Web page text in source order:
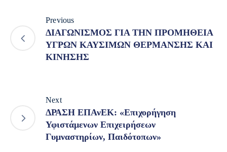
Previous
ΔΙΑΓΩΝΙΣΜΟΣ ΓΙΑ ΤΗΝ ΠΡΟΜΗΘΕΙΑ
ΥΓΡΩΝ ΚΑΥΣΙΜΩΝ ΘΕΡΜΑΝΣΗΣ ΚΑΙ
ΚΙΝΗΣΗΣ
Next
ΔΡΑΣΗ ΕΠΑνΕΚ: «Επιχορήγηση
Υφιστάμενων Επιχειρήσεων
Γυμναστηρίων, Παιδότοπων»